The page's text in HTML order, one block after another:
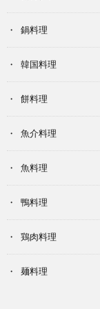
鍋料理
韓国料理
餅料理
魚介料理
魚料理
鴨料理
鶏肉料理
麺料理